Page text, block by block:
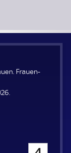
Frauen-